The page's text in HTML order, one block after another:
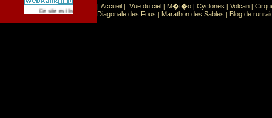
Ce site est list� dans la cat�gorie Sport: Sports extr�mes
| Accueil | Vue du ciel | M�t�o | Cyclones | Volcan |
Diagonale des Fous | Marathon des Sables | Blog de